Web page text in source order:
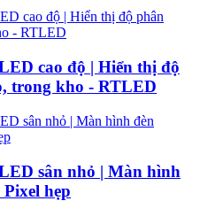
cao độ | Hiển thị độ
trong kho - RTLED
sân nhỏ | Màn hình
hẹp